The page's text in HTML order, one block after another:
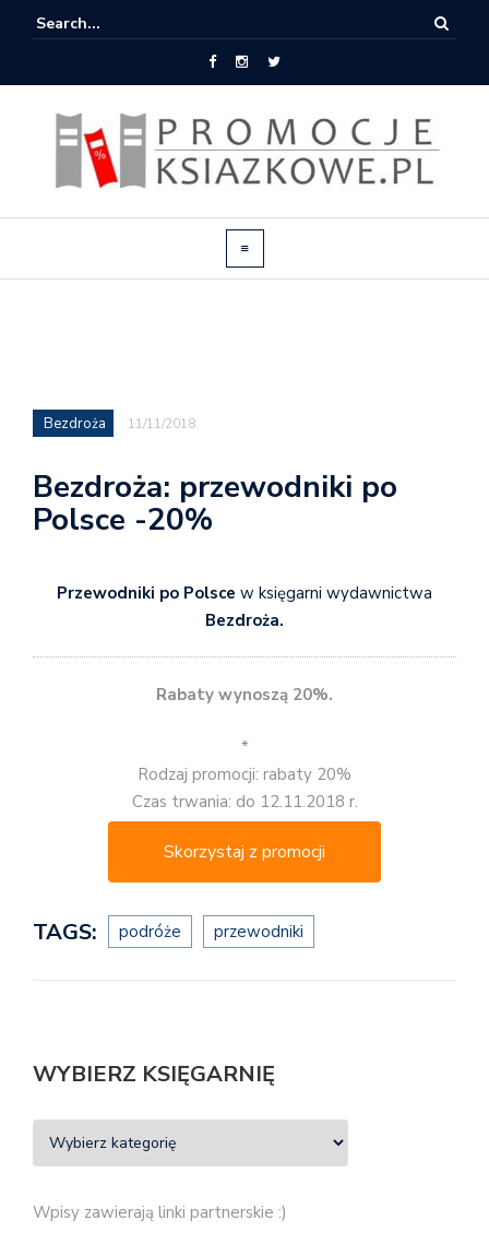
Bezdroża 11/11/2018
Bezdroża: przewodniki po
Polsce -20%
Przewodniki po Polsce w księgarni wydawnictwa
Bezdroża.
Rabaty wynoszą 20%.
*
Rodzaj promocji: rabaty 20%
Czas trwania: do 12.11.2018 r.
Skorzystaj z promocji
TAGS: podróże przewodniki
WYBIERZ KSIĘGARNIĘ
Wpisy zawierają linki partnerskie :)